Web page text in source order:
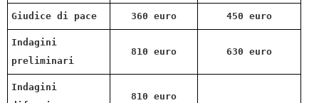
Giudice di pace 360 euro 450 euro
Indagini
preliminari
810 euro 630 euro
Indagini
810 euro